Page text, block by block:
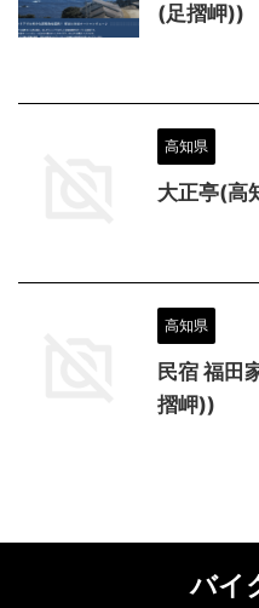
(足摺岬))
高知県
大正亭(高
高知県
民宿 福田
摺岬))
バイ